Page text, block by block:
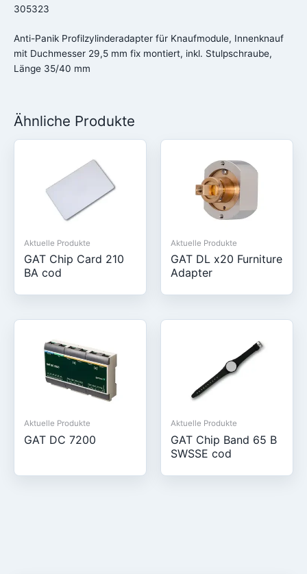
305323
Anti-Panik Profilzylinderadapter für Knaufmodule, Innenknauf
mit Duchmesser 29,5 mm fix montiert, inkl. Stulpschraube,
Länge 35/40 mm
Ähnliche Produkte
Aktuelle Produkte
GAT Chip Card 210
BA cod
Aktuelle Produkte
GAT DL x20 Furniture
Adapter
Aktuelle Produkte
GAT DC 7200
Aktuelle Produkte
GAT Chip Band 65 B
SWSSE cod